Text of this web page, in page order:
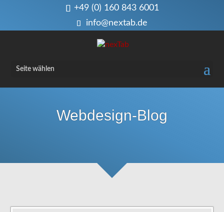
+49 (0) 160 843 6001
info@nextab.de
Seite wählen
Webdesign-Blog